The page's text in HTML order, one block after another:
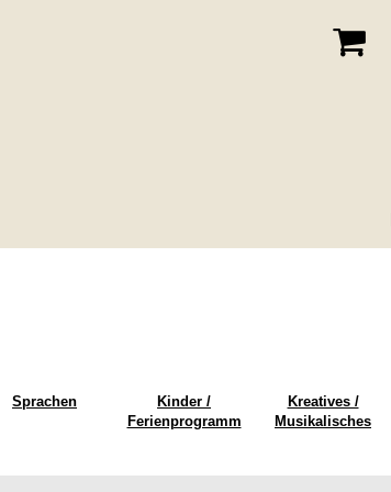
Sprachen
Kinder /
Ferienprogramm
Kreatives /
Musikalisches